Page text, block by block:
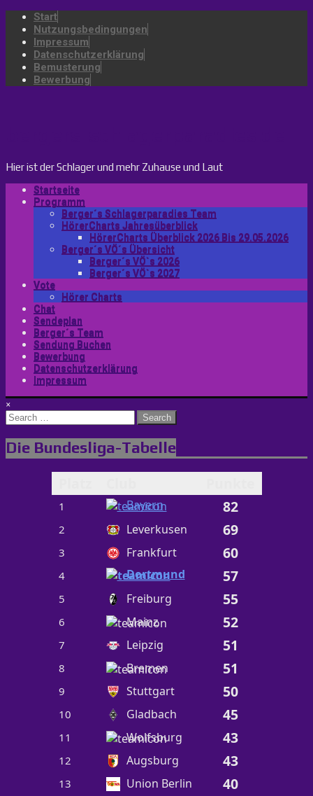
Start
Nutzungsbedingungen
Impressum
Datenschutzerklärung
Bemusterung
Bewerbung
Hier ist der Schlager und mehr Zuhause und Laut
Startseite
Programm
Berger´s Schlagerparadies Team
HörerCharts Jahresüberblick
HörerCharts Überblick 2026 Bis 29.05.2026
Berger´s VÖ´s Übersicht
Berger´s VÖ`s 2026
Berger´s VÖ`s 2027
Vote
Hörer Charts
Chat
Sendeplan
Berger´s Team
Sendung Buchen
Bewerbung
Datenschutzerklärung
Impressum
×
Search
for:
Die Bundesliga-Tabelle
1 Bayern 82
2 Leverkusen 69
3 Frankfurt 60
4 Dortmund 57
5 Freiburg 55
6 Mainz 52
7 Leipzig 51
8 Bremen 51
9 Stuttgart 50
10 Gladbach 45
11 Wolfsburg 43
12 Augsburg 43
13 Union Berlin 40